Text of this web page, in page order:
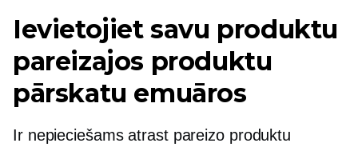
Ievietojiet savu produktu
pareizajos produktu
pārskatu emuāros
Ir nepieciešams atrast pareizo produktu